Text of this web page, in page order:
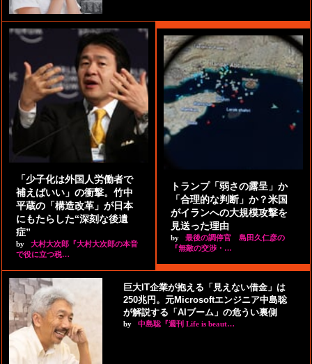
「少子化は外国人労働者で
補えばいい」の衝撃。竹中
平蔵の「構造改革」が日本
にもたらした“深刻な後遺
症”
by
大村大次郎『大村大次郎の本音
で役に立つ税…
トランプ「弱さの露呈」か
「合理的な判断」か？米国
がイランへの大規模攻撃を
見送った理由
by
最後の調停官 島田久仁彦の
『無敵の交渉・…
巨大IT企業が抱える「見えない借金」は
250兆円。元Microsoftエンジニア中島聡
が解説する「AIブーム」の危うい裏側
by 中島聡『週刊 Life is beaut…